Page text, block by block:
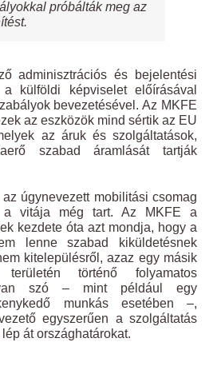
próbálták meg az
adminisztrációs és bejelentési
a külföldi képviselet előírásával
bevezetésével. Az MKFE
az eszközök mind sértik az EU
az áruk és szolgáltatások,
szabad áramlását tartják
úgynevezett mobilitási csomag
a vitája még tart. Az MKFE a
kezdete óta azt mondja, hogy a
lenne szabad kiküldetésnek
kitelepülésről, azaz egy másik
történő folyamatos
van szó – mint például egy
munkás esetében –,
egyszerűen a szolgáltatás
át országhatárokat.